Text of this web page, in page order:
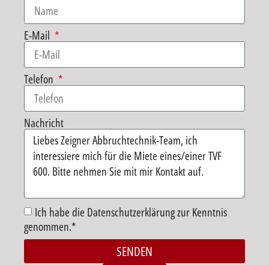
E-Mail
Telefon
Nachricht
Ich habe die Datenschutzerklärung zur Kenntnis
genommen.*
SENDEN